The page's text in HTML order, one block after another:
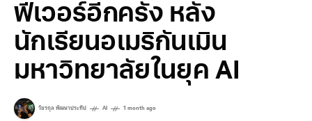
ฟีเวอร์อีกครั้ง หลัง
นักเรียนอเมริกันเมิน
มหาวิทยาลัยในยุค ​AI
วัชรกุล พัฒนาประทีป AI 1 month ago